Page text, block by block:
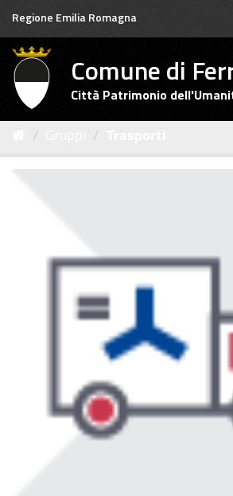
Salta
contenuto
Regione Emilia Romagna
Comune di
Città Patrimonio